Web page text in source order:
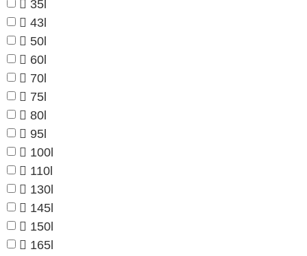
35l
43l
50l
60l
70l
75l
80l
95l
100l
110l
130l
145l
150l
165l